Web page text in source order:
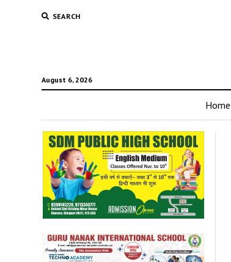
SEARCH
August 6, 2026
Home